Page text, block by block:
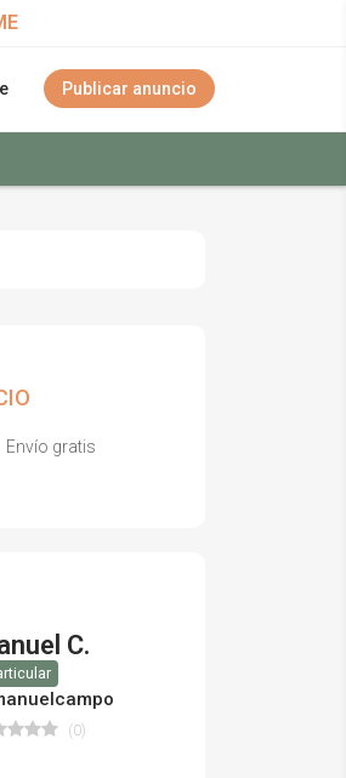
Publicar anuncio
Envío gratis
C.
(0)